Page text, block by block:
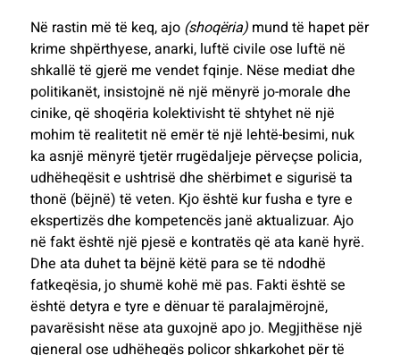
Në rastin më të keq, ajo (shoqëria) mund të hapet për
krime shpërthyese, anarki, luftë civile ose luftë në
shkallë të gjerë me vendet fqinje. Nëse mediat dhe
politikanët, insistojnë në një mënyrë jo-morale dhe
cinike, që shoqëria kolektivisht të shtyhet në një
mohim të realitetit në emër të një lehtë-besimi, nuk
ka asnjë mënyrë tjetër rrugëdaljeje përveçse policia,
udhëheqësit e ushtrisë dhe shërbimet e sigurisë ta
thonë (bëjnë) të veten. Kjo është kur fusha e tyre e
ekspertizës dhe kompetencës janë aktualizuar. Ajo
në fakt është një pjesë e kontratës që ata kanë hyrë.
Dhe ata duhet ta bëjnë këtë para se të ndodhë
fatkeqësia, jo shumë kohë më pas. Fakti është se
është detyra e tyre e dënuar të paralajmërojnë,
pavarësisht nëse ata guxojnë apo jo. Megjithëse një
gjeneral ose udhëheqës policor shkarkohet për të